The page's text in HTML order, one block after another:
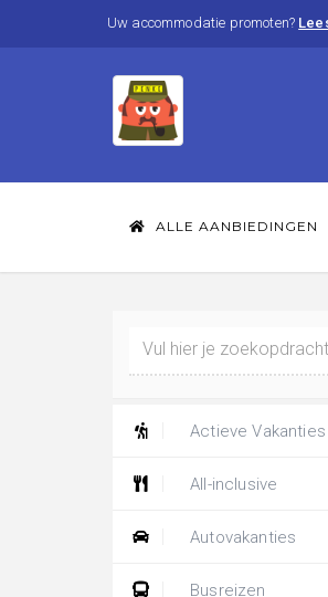
Uw accommodatie promoten?
ALLE AANBIEDINGEN
Actieve Vakanties
All-inclusive
Autovakanties
Busreizen